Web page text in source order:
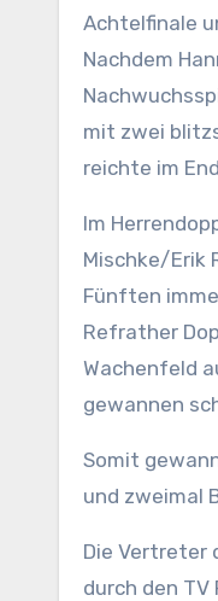
Achtelfinale
Nachdem
mit zwei
reichte im
Im
Mischke/Erik
Fünften
Refrather
Wachenfeld
gewannen
Somit
und zweimal
Die Vertreter
durch den